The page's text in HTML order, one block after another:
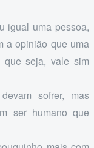
igual uma pessoa,
a opinião que uma
que seja, vale sim
sofrer, mas
ser humano que